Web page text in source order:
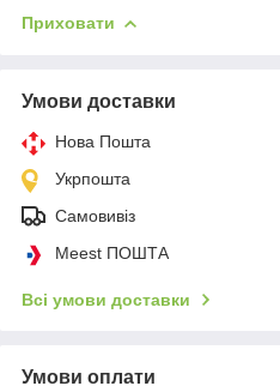
Приховати
Умови доставки
Нова Пошта
Укрпошта
Самовивіз
Meest ПОШТА
Всі умови доставки
Умови оплати